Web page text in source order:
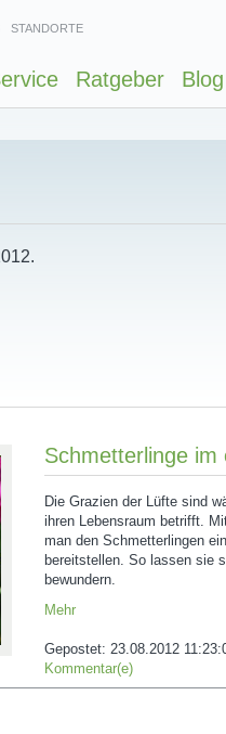
STANDORTE
Ratgeber Blog
Schmetterlinge im
Die Grazien der Lüfte sind
ihren Lebensraum betrifft.
man den Schmetterlingen
bereitstellen. So lassen sie
bewundern.
Mehr
Gepostet: 23.08.2012
Kommentar(e)